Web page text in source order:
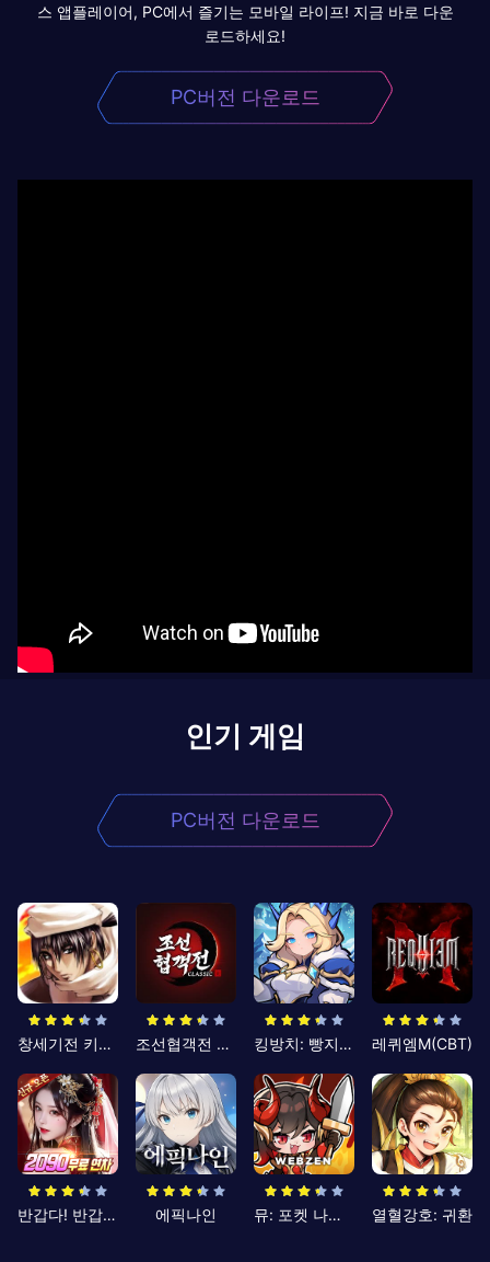
스 앱플레이어, PC에서 즐기는 모바일 라이프! 지금 바로 다운
로드하세요!
PC버전 다운로드
인기 게임
PC버전 다운로드
창세기전 키우기 조선협객전 클래식 킹방치: 빵지의 제왕 레퀴엠M(CBT)
반갑다! 반갑삼국지 에픽나인 뮤: 포켓 나이츠 열혈강호: 귀환